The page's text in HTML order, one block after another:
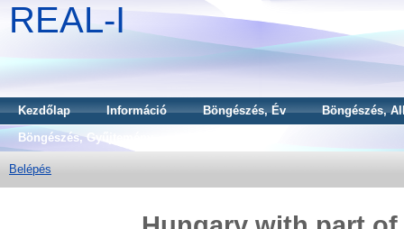
REAL-I
Kezdőlap Információ Böngészés, Év
Böngészés,
Böngészés, Gyűjtemény
Belépés